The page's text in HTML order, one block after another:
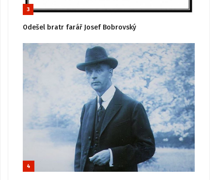
3
Odešel bratr farář Josef Bobrovský
4